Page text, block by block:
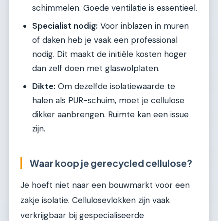
schimmelen. Goede ventilatie is essentieel.
Specialist nodig: Voor inblazen in muren
of daken heb je vaak een professional
nodig. Dit maakt de initiële kosten hoger
dan zelf doen met glaswolplaten.
Dikte: Om dezelfde isolatiewaarde te
halen als PUR-schuim, moet je cellulose
dikker aanbrengen. Ruimte kan een issue
zijn.
Waar koop je gerecycled cellulose?
Je hoeft niet naar een bouwmarkt voor een
zakje isolatie. Cellulosevlokken zijn vaak
verkrijgbaar bij gespecialiseerde